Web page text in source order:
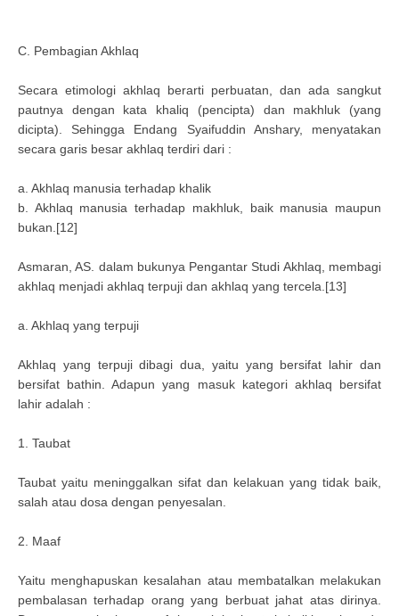
C. Pembagian Akhlaq
Secara etimologi akhlaq berarti perbuatan, dan ada sangkut
pautnya dengan kata khaliq (pencipta) dan makhluk (yang
dicipta). Sehingga Endang Syaifuddin Anshary, menyatakan
secara garis besar akhlaq terdiri dari :
a. Akhlaq manusia terhadap khalik
b. Akhlaq manusia terhadap makhluk, baik manusia maupun
bukan.[12]
Asmaran, AS. dalam bukunya Pengantar Studi Akhlaq, membagi
akhlaq menjadi akhlaq terpuji dan akhlaq yang tercela.[13]
a. Akhlaq yang terpuji
Akhlaq yang terpuji dibagi dua, yaitu yang bersifat lahir dan
bersifat bathin. Adapun yang masuk kategori akhlaq bersifat
lahir adalah :
1. Taubat
Taubat yaitu meninggalkan sifat dan kelakuan yang tidak baik,
salah atau dosa dengan penyesalan.
2. Maaf
Yaitu menghapuskan kesalahan atau membatalkan melakukan
pembalasan terhadap orang yang berbuat jahat atas dirinya.